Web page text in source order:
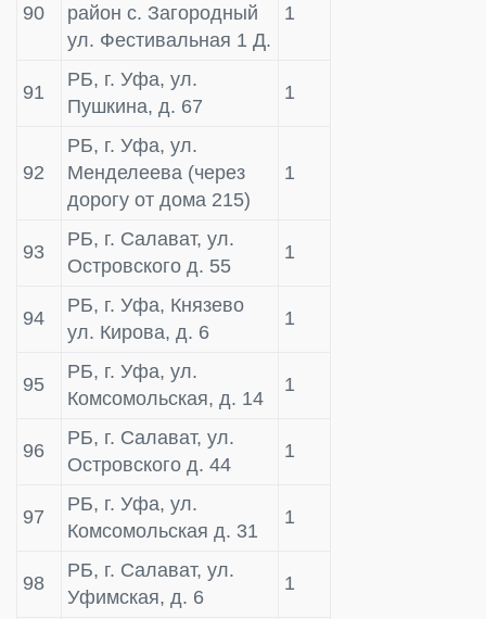
90
район с. Загородный
ул. Фестивальная 1 Д.
1
91
РБ, г. Уфа, ул.
Пушкина, д. 67
1
92
РБ, г. Уфа, ул.
Менделеева (через
дорогу от дома 215)
1
93
РБ, г. Салават, ул.
Островского д. 55
1
94
РБ, г. Уфа, Князево
ул. Кирова, д. 6
1
95
РБ, г. Уфа, ул.
Комсомольская, д. 14
1
96
РБ, г. Салават, ул.
Островского д. 44
1
97
РБ, г. Уфа, ул.
Комсомольская д. 31
1
98
РБ, г. Салават, ул.
Уфимская, д. 6
1